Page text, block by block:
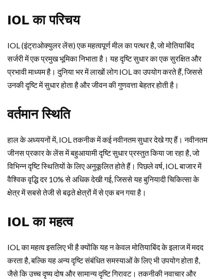
IOL का परिचय
IOL (इंट्राओक्युलर लेंस) एक महत्वपूर्ण मील का पत्थर है, जो मोतियाबिंद
सर्जरी में एक प्रमुख भूमिका निभाता है। यह दृष्टि सुधार का एक सुरक्षित और
प्रभावी माध्यम है। दुनिया भर में लाखों लोग IOL का उपयोग करते हैं, जिससे
उनकी दृष्टि में सुधार होता है और जीवन की गुणवत्ता बेहतर होती है।
वर्तमान स्थिति
हाल के अध्ययनों में, IOL तकनीक में कई नवीनतम सुधार देखे गए हैं। नवीनतम
जीनस प्रकार के लेंस में बहुआयामी दृष्टि सुधार प्रस्तुत किया जा रहा है, जो
विभिन्न दृष्टि स्थितियों के लिए अनुकूलित होते हैं। पिछले वर्ष, IOL बाजार में
वैश्विक वृद्धि दर 10% से अधिक देखी गई, जिससे यह बुनियादी चिकित्सा के
क्षेत्र में सबसे तेजी से बढ़ते क्षेत्रों में से एक बन गया है।
IOL का महत्व
IOL का महत्व इसलिए भी है क्योंकि यह न केवल मोतियाबिंद के इलाज में मदद
करता है, बल्कि यह अन्य दृष्टि संबंधित समस्याओं के लिए भी उपयोग होता है,
जैसे कि उच्च दृष्य दोष और सामान्य दृष्टि गिरावट। तकनीकी नवाचार और